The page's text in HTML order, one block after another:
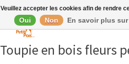
Toupie en bois fleurs
Veuillez accepter les cookies afin de rendre
Oui Non En savoir plus